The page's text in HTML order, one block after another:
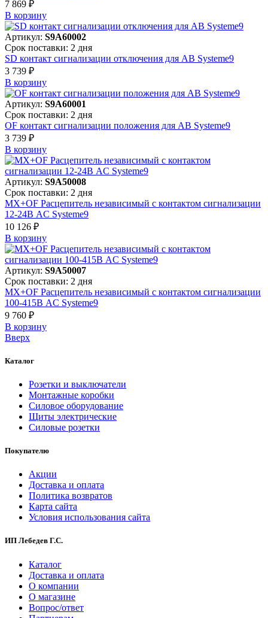
7 869 ₽
В корзинy
Артикул: S9A60002
Срок поставки: 2 дня
SD контакт сигнализации отключения для АВ Systeme9
3 739 ₽
В корзинy
Артикул: S9A60001
Срок поставки: 2 дня
OF контакт сигнализации положения для АВ Systeme9
3 739 ₽
В корзинy
Артикул: S9A50008
Срок поставки: 2 дня
MX+OF Расцепитель независимый с контактом сигнализации
12-24В AC Systeme9
10 126 ₽
В корзинy
Артикул: S9A50007
Срок поставки: 2 дня
MX+OF Расцепитель независимый с контактом сигнализации
100-415В AC Systeme9
9 760 ₽
В корзинy
Вверх
Каталог
Розетки и выключатели
Монтажные коробки
Силовое оборудование
Щиты электрические
Силовые розетки
Покупателю
Акции
Доставка и оплата
Политика возвратов
Карта сайта
Условия использования сайта
ИП Лебедев Г.С.
Каталог
Доставка и оплата
О компании
О магазине
Вопрос/ответ